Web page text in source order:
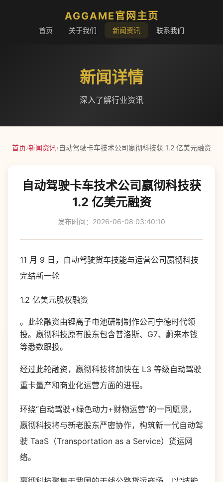
AGGAME官网主页
首页 关于我们 新闻资讯 联系我们
新闻详情
深入了解行业资讯
首页›新闻资讯›自动驾驶卡车技术公司嬴彻科技获 1.2 亿美元融资
自动驾驶卡车技术公司嬴彻科技获
1.2 亿美元融资
发布时间：2026-06-08 03:40:10
11 月 9 日，自动驾驶货车技能与运营公司嬴彻科技
完结新一轮
1.2 亿美元股权融资
。此轮融资由锂离子电池研制制作公司宁德时代领
投。嬴彻科技原有股东包含普洛斯、G7、蔚来本钱
等悉数跟投。
经过此轮融资，嬴彻科技将加快在 L3 等级自动驾驶
重卡量产和商业化运营方面的进程。
环绕“自动驾驶+绿色动力+财物运营”的一同愿景，
嬴彻科技将与新老股东严密协作，构筑新一代自动驾
驶 TaaS（Transportation as a Service）货运网
络。